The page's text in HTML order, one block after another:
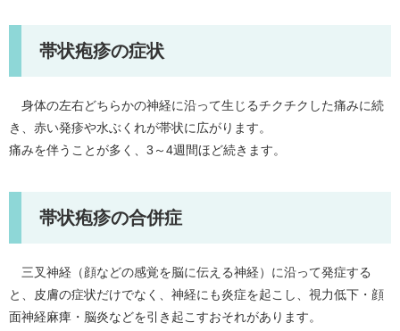
帯状疱疹の症状
身体の左右どちらかの神経に沿って生じるチクチクした痛みに続
き、赤い発疹や水ぶくれが帯状に広がります。
痛みを伴うことが多く、3～4週間ほど続きます。
帯状疱疹の合併症
三叉神経（顔などの感覚を脳に伝える神経）に沿って発症する
と、皮膚の症状だけでなく、神経にも炎症を起こし、視力低下・顔
面神経麻痺・脳炎などを引き起こすおそれがあります。